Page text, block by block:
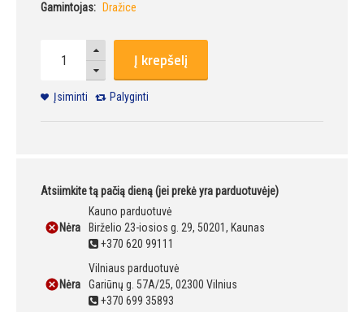
Gamintojas:
Dražice
Į krepšelį
Įsiminti Palyginti
Atsiimkite tą pačią dieną (jei prekė yra parduotuvėje)
Nėra
Kauno parduotuvė
Birželio 23-iosios g. 29, 50201, Kaunas
+370 620 99111
Nėra
Vilniaus parduotuvė
Gariūnų g. 57A/25, 02300 Vilnius
+370 699 35893